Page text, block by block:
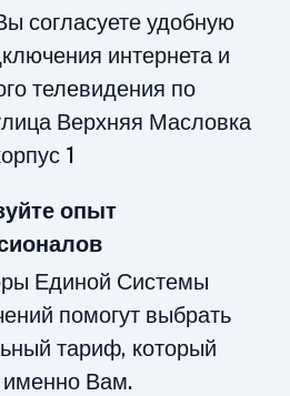
согласуете удобную
интернета и
телевидения по
Верхняя Масловка
1
опыт
Единой Системы
помогут выбрать
тариф, который
именно Вам.